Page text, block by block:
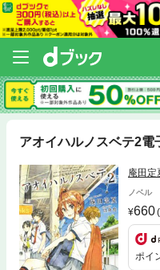
アオイハルノスベテ2電
庵田定
ノベル
660
ポイ